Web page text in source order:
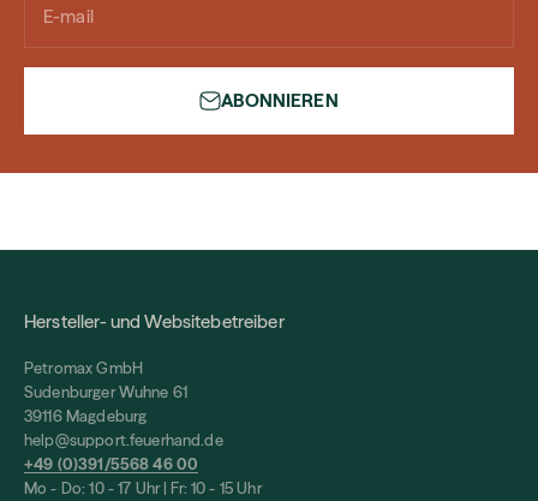
E-mail
ABONNIEREN
Hersteller- und Websitebetreiber
Petromax GmbH
Sudenburger Wuhne 61
39116 Magdeburg
help@support.feuerhand.de
+49 (0)391/5568 46 00
Mo - Do: 10 - 17 Uhr | Fr: 10 - 15 Uhr